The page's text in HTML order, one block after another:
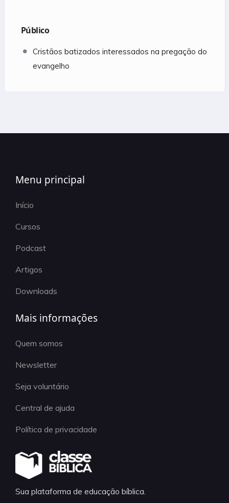
Público
Cristãos batizados interessados na pregação do
evangelho
Menu principal
Início
Cursos
Podcast
Artigos
Downloads
Mais informações
Quem somos
Newsletter
Seja voluntário
Central de ajuda
Política de privacidade
Sua plataforma de educação bíblica.